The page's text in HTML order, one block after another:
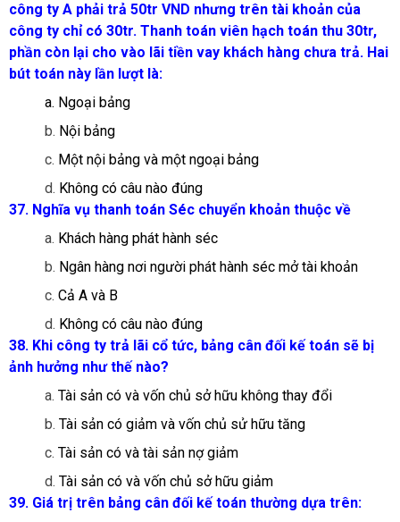
công ty A phải trả 50tr VND nhưng trên tài khoản của
công ty chỉ có 30tr. Thanh toán viên hạch toán thu 30tr,
phần còn lại cho vào lãi tiền vay khách hàng chưa trả. Hai
bút toán này lần lượt là:
a. Ngoại bảng
b. Nội bảng
c. Một nội bảng và một ngoại bảng
d. Không có câu nào đúng
37. Nghĩa vụ thanh toán Séc chuyển khoản thuộc về
a. Khách hàng phát hành séc
b. Ngân hàng nơi người phát hành séc mở tài khoản
c. Cả A và B
d. Không có câu nào đúng
38. Khi công ty trả lãi cổ tức, bảng cân đối kế toán sẽ bị
ảnh hưởng như thế nào?
a. Tài sản có và vốn chủ sở hữu không thay đổi
b. Tài sản có giảm và vốn chủ sử hữu tăng
c. Tài sản có và tài sản nợ giảm
d. Tài sản có và vốn chủ sở hữu giảm
39. Giá trị trên bảng cân đối kế toán thường dựa trên: